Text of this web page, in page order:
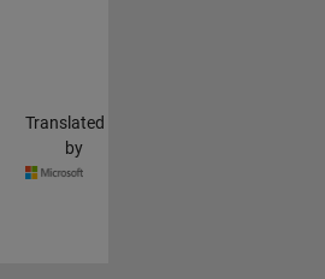
Translated
by